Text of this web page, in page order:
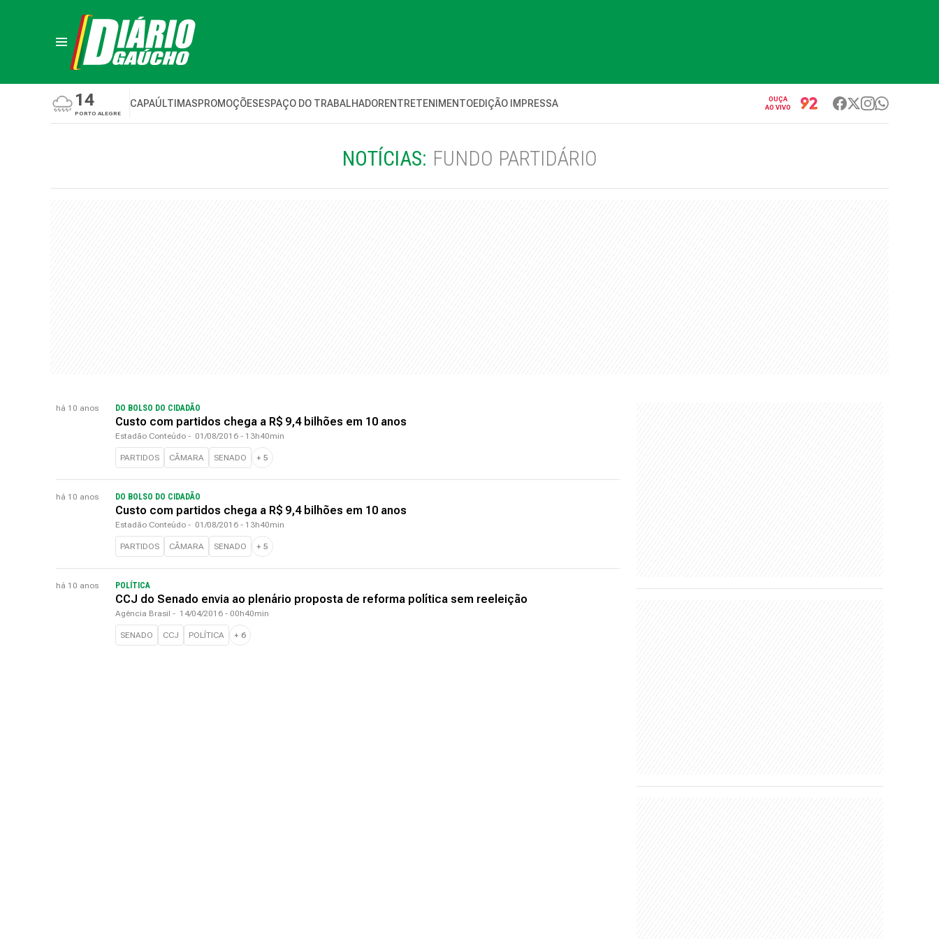
14
PORTO ALEGRE
CAPAÚLTIMASPROMOÇÕESESPAÇO DO TRABALHADORENTRETENIMENTOEDIÇÃO IMPRESSA
OUÇA
AO VIVO
NOTÍCIAS: FUNDO PARTIDÁRIO
há 10 anos DO BOLSO DO CIDADÃO
Custo com partidos chega a R$ 9,4 bilhões em 10 anos
Estadão Conteúdo - 01/08/2016 - 13h40min
PARTIDOS CÂMARA SENADO + 5
há 10 anos DO BOLSO DO CIDADÃO
Custo com partidos chega a R$ 9,4 bilhões em 10 anos
Estadão Conteúdo - 01/08/2016 - 13h40min
PARTIDOS CÂMARA SENADO + 5
há 10 anos POLÍTICA
CCJ do Senado envia ao plenário proposta de reforma política sem reeleição
Agência Brasil - 14/04/2016 - 00h40min
SENADO CCJ POLÍTICA + 6